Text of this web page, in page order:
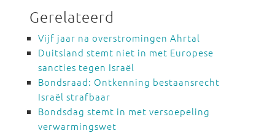
Gerelateerd
Vijf jaar na overstromingen Ahrtal
Duitsland stemt niet in met Europese
sancties tegen Israël
Bondsraad: Ontkenning bestaansrecht
Israël strafbaar
Bondsdag stemt in met versoepeling
verwarmingswet